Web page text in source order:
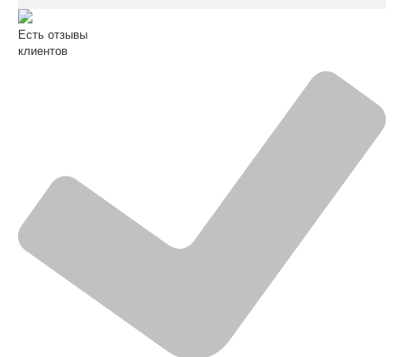
Есть отзывы
клиентов